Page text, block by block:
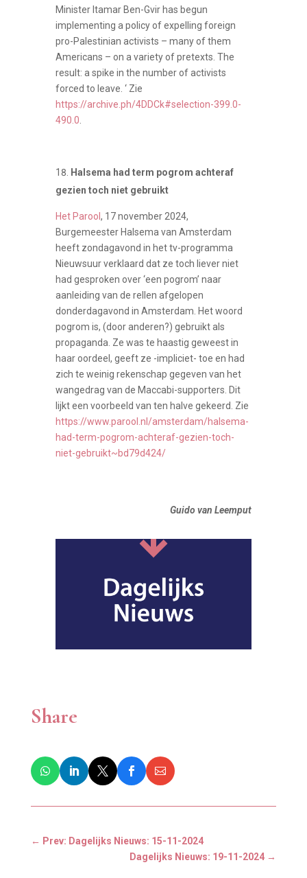
Minister Itamar Ben-Gvir has begun
implementing a policy of expelling foreign
pro-Palestinian activists – many of them
Americans – on a variety of pretexts. The
result: a spike in the number of activists
forced to leave. ‘ Zie
https://archive.ph/4DDCk#selection-399.0-
490.0
Halsema had term pogrom achteraf
gezien toch niet gebruikt
Het Parool , 17 november 2024,
Burgemeester Halsema van Amsterdam
heeft zondagavond in het tv-programma
Nieuwsuur verklaard dat ze toch liever niet
had gesproken over ‘een pogrom’ naar
aanleiding van de rellen afgelopen
donderdagavond in Amsterdam. Het woord
pogrom is, (door anderen?) gebruikt als
propaganda. Ze was te haastig geweest in
haar oordeel, geeft ze -impliciet- toe en had
zich te weinig rekenschap gegeven van het
wangedrag van de Maccabi-supporters. Dit
lijkt een voorbeeld van ten halve gekeerd. Zie
https://www.parool.nl/amsterdam/halsema-
had-term-pogrom-achteraf-gezien-toch-
niet-gebruikt~bd79d424/
Guido van Leemput
Share
← Prev: Dagelijks Nieuws: 15-11-2024
Dagelijks Nieuws: 19-11-2024 →